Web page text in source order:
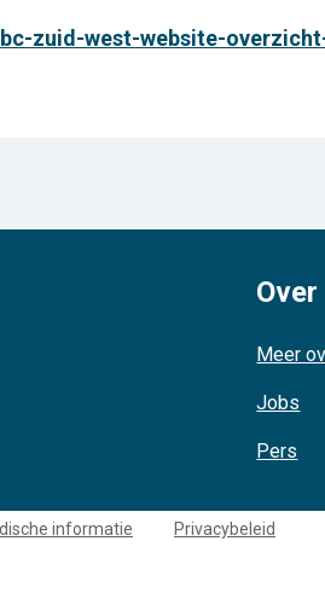
zuid-west-website-
Meer
Jobs
Pers
informatie Privacybeleid